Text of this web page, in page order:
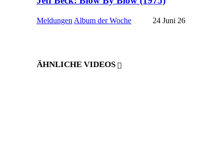
Meldungen Album der Woche 24 Juni 26
ÄHNLICHE VIDEOS